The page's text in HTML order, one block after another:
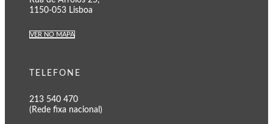
1150-053 Lisboa
VER NO MAPA
TELEFONE
213 540 470
(Rede fixa nacional)